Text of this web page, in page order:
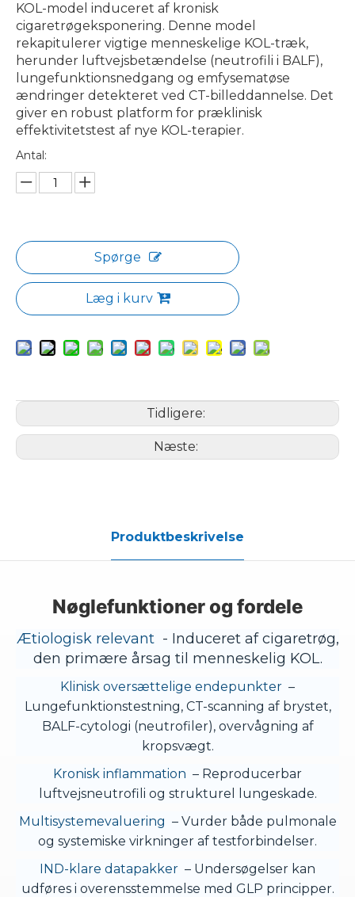
KOL-model induceret af kronisk
cigaretrøgeksponering. Denne model
rekapitulerer vigtige menneskelige KOL-træk,
herunder luftvejsbetændelse (neutrofili i BALF),
lungefunktionsnedgang og emfysematøse
ændringer detekteret ved CT-billeddannelse. Det
giver en robust platform for præklinisk
effektivitetstest af nye KOL-terapier.
Antal:
Spørge
Læg i kurv
Tidligere:
Næste:
Produktbeskrivelse
Nøglefunktioner og fordele
Ætiologisk relevant - Induceret af cigaretrøg,
den primære årsag til menneskelig KOL.
Klinisk oversættelige endepunkter –
Lungefunktionstestning, CT-scanning af brystet,
BALF-cytologi (neutrofiler), overvågning af
kropsvægt.
Kronisk inflammation – Reproducerbar
luftvejsneutrofili og strukturel lungeskade.
Multisystemevaluering – Vurder både pulmonale
og systemiske virkninger af testforbindelser.
IND-klare datapakker – Undersøgelser kan
udføres i overensstemmelse med GLP principper.